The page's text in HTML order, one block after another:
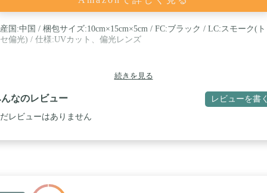
国:中国 / 梱包サイズ:10cm×15cm×5cm / FC:ブラック / LC:スモーク(ト
偏光) / 仕様:UVカット、偏光レンズ
続きを見る
なのレビュー レビューを書く
レビューはありません